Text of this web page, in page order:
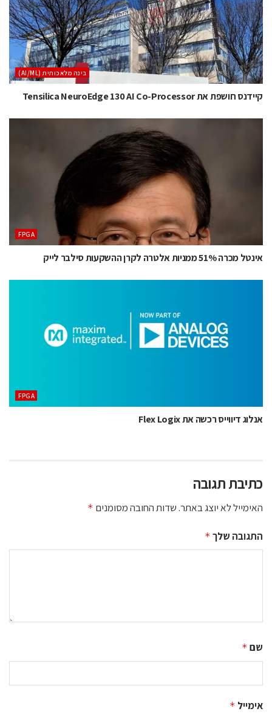
בינה מלאכותית (AI/ML)
קיידנס חושפת את Tensilica NeuroEdge 130 AI Co-Processor
‫‪FPGA‬‬
אינטל מכרה 51% ממניות אלטרה לקרן ההשקעות סילבר לייק
‫‪FPGA‬‬
אנלוג דיווייס רכשה את Flex Logix
כתיבת תגובה
האימייל לא יוצג באתר.שדות החובה מסומנים *
התגובה שלך *
שם *
אימייל *